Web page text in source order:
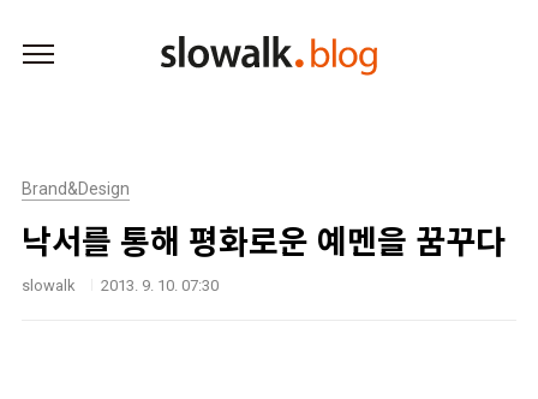
Brand&Design
낙서를 통해 평화로운 예멘을 꿈꾸다
slowalk 2013. 9. 10. 07:30